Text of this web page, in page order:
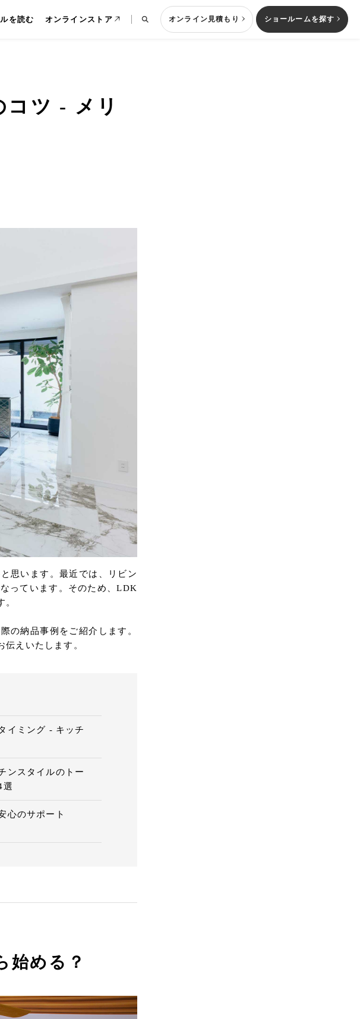
を読む オンラインストア オンライン見積もり ショールームを探す
コツ - メリ
思います。最近では、リビン
っています。そのため、LDK
。
の納品事例をご紹介します。
えいたします。
イミング - キッチ
ンスタイルのトー
選
心のサポート
始める？